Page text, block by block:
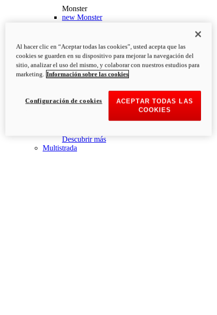
Monster
new Monster
PVP Recomendado desde: 13.190€
i
Configurar
Descubrir más
new Monster +
Monster +
newMonster 100
Descubrir más
Multistrada
Al hacer clic en “Aceptar todas las cookies”, usted acepta que las
cookies se guarden en su dispositivo para mejorar la navegación del
sitio, analizar el uso del mismo, y colaborar con nuestros estudios para
marketing. Información sobre las cookies
ACEPTAR TODAS LAS
COOKIES
Configuración de cookies